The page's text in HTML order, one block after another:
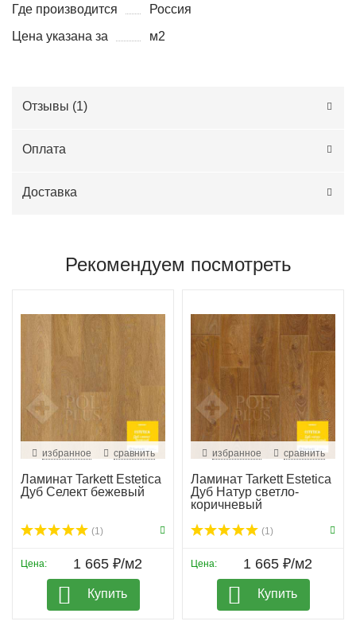
Где производится
Россия
Цена указана за
м2
Отзывы (1)
Оплата
Доставка
Рекомендуем посмотреть
избранное сравнить
Ламинат Tarkett Estetica
Дуб Селект бежевый
(1)
Цена: 1 665 ₽/м2
Купить
избранное сравнить
Ламинат Tarkett Estetica
Дуб Натур светло-
коричневый
(1)
Цена: 1 665 ₽/м2
Купить